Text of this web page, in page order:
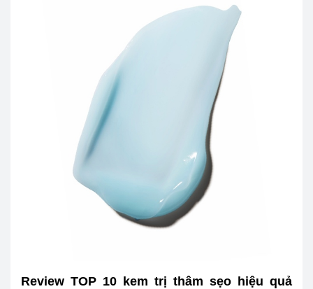
Review TOP 10 kem trị thâm sẹo hiệu quả